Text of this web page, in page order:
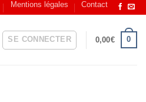
Mentions légales Contact
SE CONNECTER 0,00€ 0